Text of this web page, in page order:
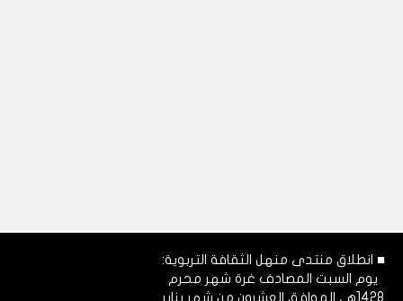
■ انطلاق منتدى منهل الثقافة التربوية:
يوم السبت المصادف غرة شهر محرم
1428هـ، الموافق العشرون من شهر يناير